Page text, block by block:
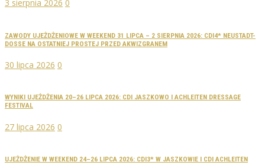
3 sierpnia 2026 0
ZAWODY UJEŻDŻENIOWE W WEEKEND 31 LIPCA – 2 SIERPNIA 2026: CDI4* NEUSTADT-
DOSSE NA OSTATNIEJ PROSTEJ PRZED AKWIZGRANEM
30 lipca 2026 0
WYNIKI UJEŻDŻENIA 20–26 LIPCA 2026: CDI JASZKOWO I ACHLEITEN DRESSAGE
FESTIVAL
27 lipca 2026 0
UJEŻDŻENIE W WEEKEND 24–26 LIPCA 2026: CDI3* W JASZKOWIE I CDI ACHLEITEN